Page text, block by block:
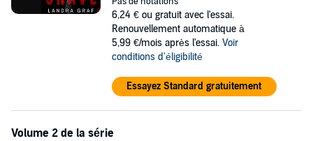
much more. The only problem, is Sig's not ready to open up and
Lauren doesn't want to be sued again. But if they work past the
issues, there's a world of wonder in store.
6,24 € ou gratuit avec l'essai.
Renouvellement automatique à
5,99 €/mois après l'essai. Voir
conditions d'éligibilité
Essayez Standard gratuitement
Volume 2 de la série